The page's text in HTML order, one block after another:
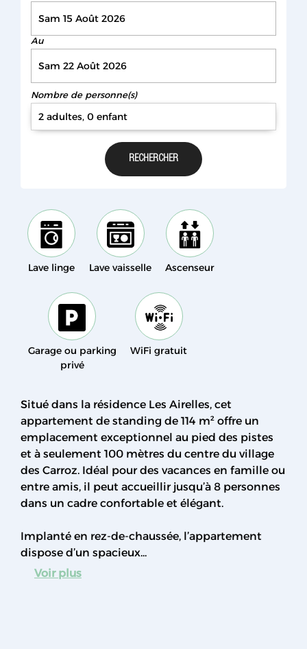
Au
Nombre de personne(s)
2 adultes, 0 enfant
Lave linge Lave vaisselle Ascenseur
Garage ou parking
privé
WiFi gratuit
Situé dans la résidence Les Airelles, cet
appartement de standing de 114 m² offre un
emplacement exceptionnel au pied des pistes
et à seulement 100 mètres du centre du village
des Carroz. Idéal pour des vacances en famille ou
entre amis, il peut accueillir jusqu’à 8 personnes
dans un cadre confortable et élégant.
Implanté en rez-de-chaussée, l’appartement
dispose d’un spacieux...
Voir plus